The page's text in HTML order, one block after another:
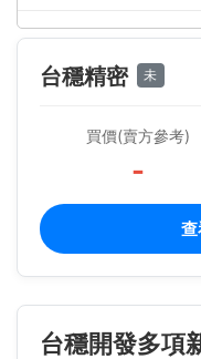
台穩精密 未
買價(賣方參考)
-
台穩開發多項